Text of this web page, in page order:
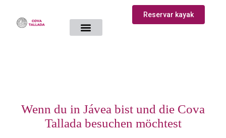
Reservar kayak
Wenn du in Jávea bist und die Cova
Tallada besuchen möchtest